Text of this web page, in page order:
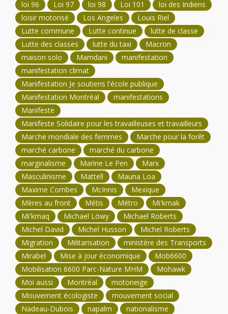
loi 96 Loi 97 loi 98 Loi 101
loi des Indiens
loisir motorisé
Los Angeles
Louis Riel
Lutte commune
Lutte continue
lutte de classe
Lutte des classes
lutte du taxi
Macron
maison solo
Mamdani
manifestation
manifestation climat
Manifestation Je soutiens l'école publique
Manifestation Montréal
manifestations
Manifeste
Manifeste Solidaire pour les travailleuses et travailleurs
Marche mondiale des femmes
Marche pour la forêt
marché carbone
marché du carbone
marginalisme
Marine Le Pen
Marx
Masculinisme
Mattell
Mauna Loa
Maxime Combes
McInnis
Mexique
Mères au front
Métis Métro
Mi'kmak
Mi'kmaq
Michael Löwy
Michael Roberts
Michel David
Michel Husson
Michel Roberts
Migration
Militarisation
ministère des Transports
Mirabel
Mise à jour économique
Mob6600
Mobilisation 6600 Parc-Nature MHM
Mohawk
Moi aussi
Montréal
motoneige
Mouvement écologiste
mouvement social
Nadeau-Dubois
napalm
nationalisme